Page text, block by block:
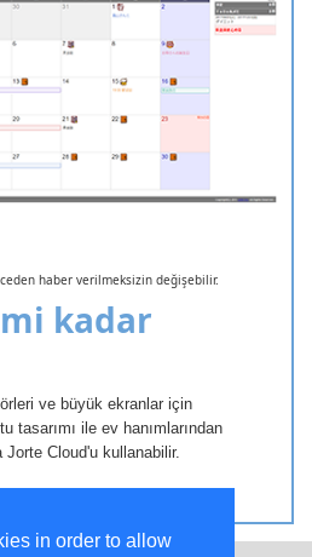
in order to allow
haber verilmeksizin değişebilir.
kadar
ve büyük ekranlar için
tasarımı ile ev hanımlarından
Cloud'u kullanabilir.